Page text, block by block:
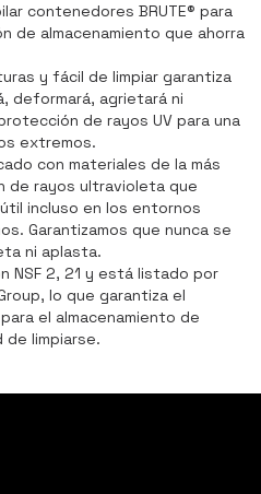
contenedores BRUTE® para
de almacenamiento que ahorra
y fácil de limpiar garantiza
deformará, agrietará ni
de rayos UV para una
extremos.
con materiales de la más
de rayos ultravioleta que
incluso en los entornos
Garantizamos que nunca se
ni aplasta.
NSF 2, 21 y está listado por
lo que garantiza el
el almacenamiento de
de limpiarse.